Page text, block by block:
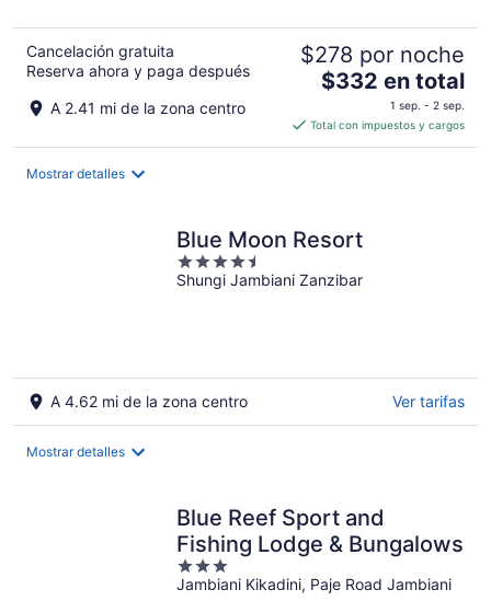
Cancelación gratuita
Reserva ahora y paga después
A 2.41 mi de la zona centro
$278 por noche
El
es
de
por
noche
$332 en total
1 sep. - 2 sep.
Total con impuestos y cargos
Mostrar detalles
Blue Moon Resort
4.5
out
Shungi Jambiani Zanzibar
A 4.62 mi de la zona centro Ver tarifas
Mostrar detalles
Blue Reef Sport and
Fishing Lodge & Bungalows
3
out
Jambiani Kikadini, Paje Road Jambiani